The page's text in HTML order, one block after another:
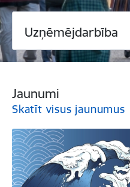
Uzņēmējdarbība
Jaunumi
Skatīt visus jaunumus